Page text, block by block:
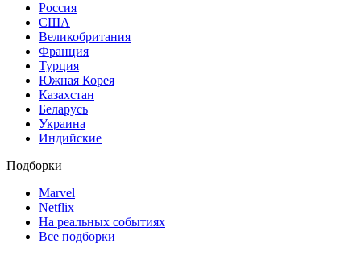
Россия
США
Великобритания
Франция
Турция
Южная Корея
Казахстан
Беларусь
Украина
Индийские
Подборки
Marvel
Netflix
На реальных событиях
Все подборки